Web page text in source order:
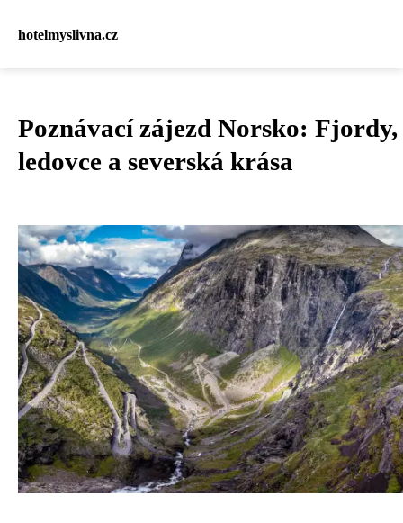
hotelmyslivna.cz
Poznávací zájezd Norsko: Fjordy,
ledovce a severská krása